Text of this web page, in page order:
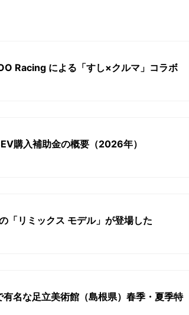
Racing による「すし×クルマ」コラボ
購入補助金の概要（2026年）
「リミックス モデル」が登場した
名な足立美術館（島根県）春季・夏季特